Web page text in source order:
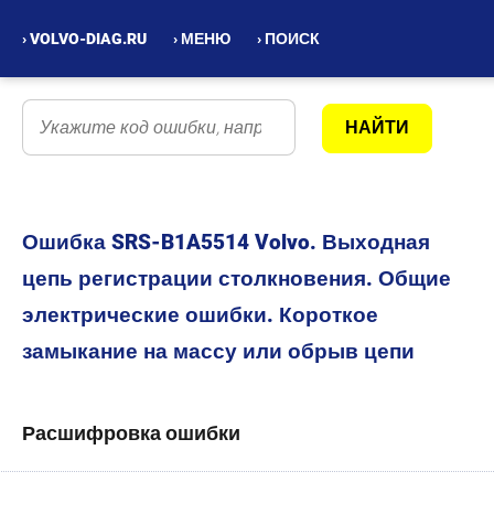
› VOLVO-DIAG.RU › МЕНЮ › ПОИСК
Ошибка SRS-B1A5514 Volvo. Выходная
цепь регистрации столкновения. Общие
электрические ошибки. Короткое
замыкание на массу или обрыв цепи
Расшифровка ошибки